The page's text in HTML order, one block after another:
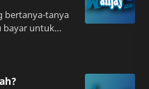
bertanya-tanya
bayar untuk
depan koma?